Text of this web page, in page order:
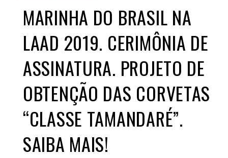
MARINHA DO BRASIL NA
LAAD 2019. CERIMÔNIA DE
ASSINATURA. PROJETO DE
OBTENÇÃO DAS CORVETAS
“CLASSE TAMANDARÉ”.
SAIBA MAIS!